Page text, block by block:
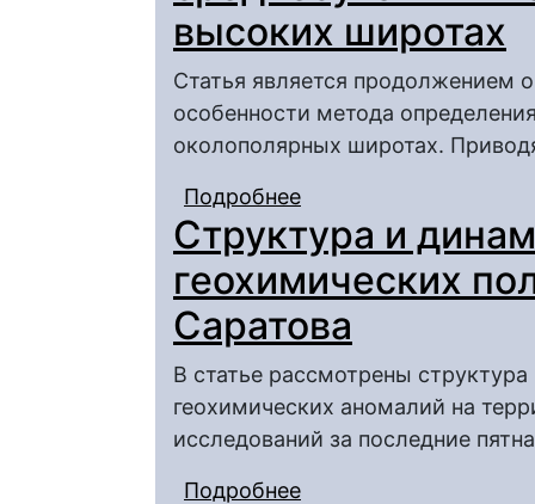
высоких широтах
Статья является продолжением
особенности метода
околополярных широтах.
Подробнее
в высоких широтах
Структура и
геохимических
Саратова
В статье рассмотрены
геохимических аномалий на
исследований за последние
Подробнее